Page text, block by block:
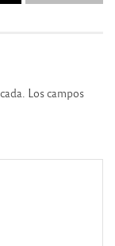
Los campos